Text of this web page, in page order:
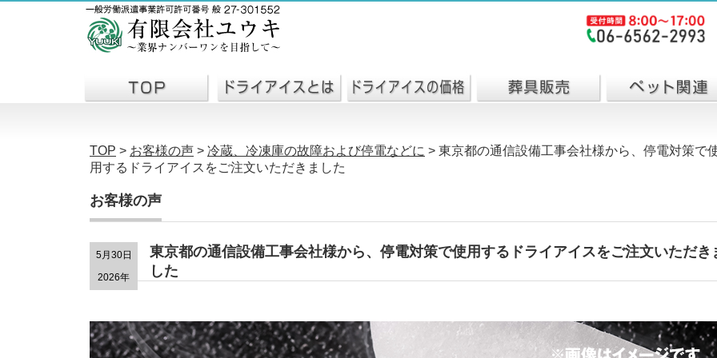
TOP > お客様の声 > 冷蔵、冷凍庫の故障および停電などに > 東京都の通信設備工事会社様から、停電対策で
用するドライアイスをご注文いただきました
お客様の声
5月30日
2026年
東京都の通信設備工事会社様から、停電対策で使用するドライアイスをご注文いただき
した